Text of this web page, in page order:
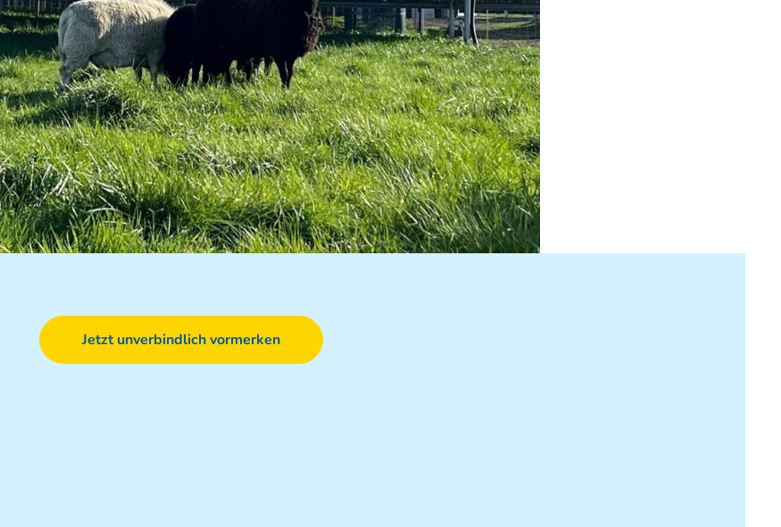
Jetzt unverbindlich vormerken